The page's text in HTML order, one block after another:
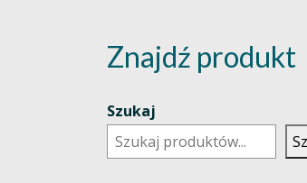
Znajdź produkt
Szukaj